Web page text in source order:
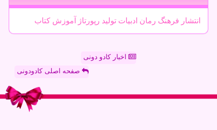
انتشار فرهنگ رمان ادبیات تولید رپورتاژ آموزش كتاب
اخبار کادو دونی
صفحه اصلی کادودونی